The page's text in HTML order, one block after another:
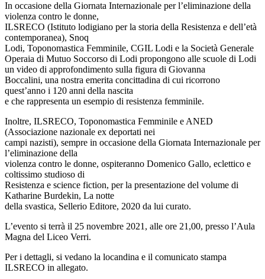
In occasione della Giornata Internazionale per l’eliminazione della
violenza contro le donne,
ILSRECO (Istituto lodigiano per la storia della Resistenza e dell’età
contemporanea), Snoq
Lodi, Toponomastica Femminile, CGIL Lodi e la Società Generale
Operaia di Mutuo Soccorso di Lodi propongono alle scuole di Lodi
un video di approfondimento sulla figura di Giovanna
Boccalini, una nostra emerita concittadina di cui ricorrono
quest’anno i 120 anni della nascita
e che rappresenta un esempio di resistenza femminile.
Inoltre, ILSRECO, Toponomastica Femminile e ANED
(Associazione nazionale ex deportati nei
campi nazisti), sempre in occasione della Giornata Internazionale per
l’eliminazione della
violenza contro le donne, ospiteranno Domenico Gallo, eclettico e
coltissimo studioso di
Resistenza e science fiction, per la presentazione del volume di
Katharine Burdekin, La notte
della svastica, Sellerio Editore, 2020 da lui curato.
L’evento si terrà il 25 novembre 2021, alle ore 21,00, presso l’Aula
Magna del Liceo Verri.
Per i dettagli, si vedano la locandina e il comunicato stampa
ILSRECO in allegato.